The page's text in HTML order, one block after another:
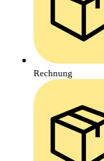
Rechnung